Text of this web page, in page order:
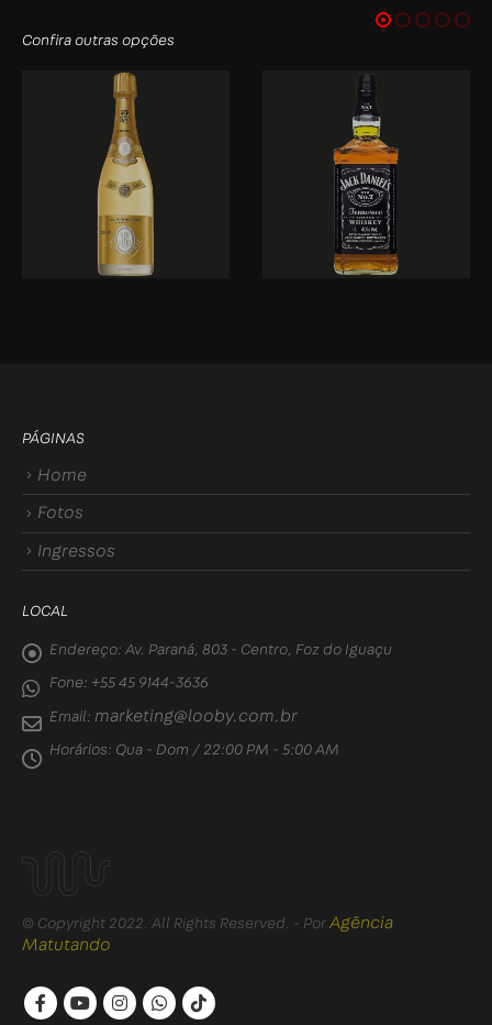
Confira outras opções
PÁGINAS
Home
Fotos
Ingressos
LOCAL
Endereço: Av. Paraná, 803 - Centro, Foz do Iguaçu
Fone: +55 45 9144-3636
Email: marketing@looby.com.br
Horários: Qua - Dom / 22:00 PM - 5:00 AM
© Copyright 2022. All Rights Reserved. - Por Agência
Matutando